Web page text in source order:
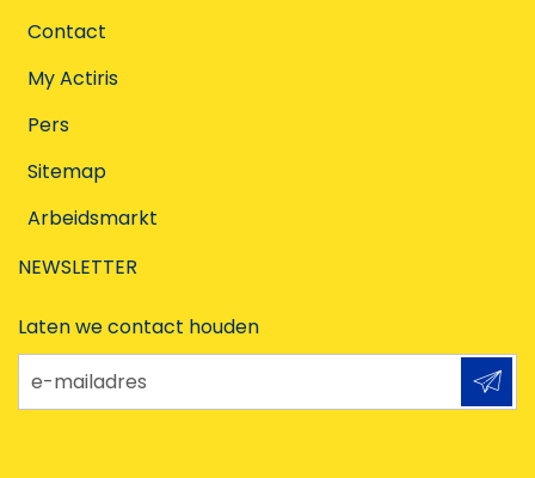
Contact
My Actiris
Pers
Sitemap
Arbeidsmarkt
NEWSLETTER
Laten we contact houden
e-mailadres